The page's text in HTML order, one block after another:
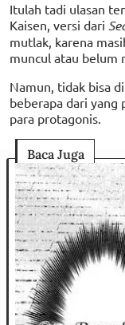
Itulah tadi ulasan
Kaisen, versi dari
mutlak, karena
muncul atau belum
Namun, tidak bisa
beberapa dari yang
para protagonis.
Baca Juga